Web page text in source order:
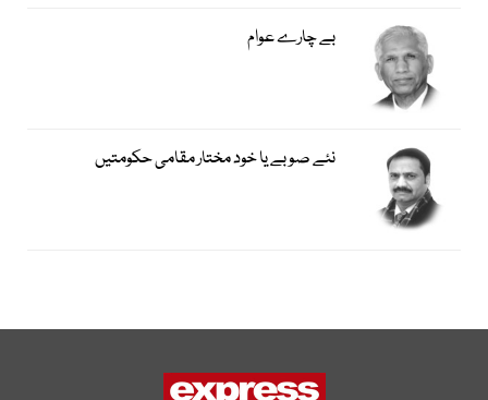
بے چارے عوام
نئے صوبے یا خود مختار مقامی حکومتیں